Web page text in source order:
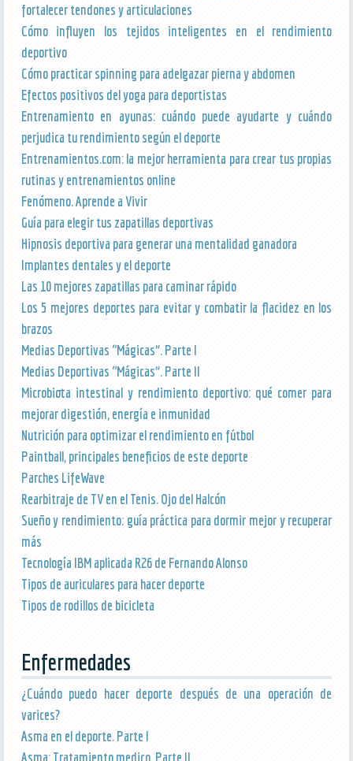
fortalecer tendones y articulaciones
Cómo influyen los tejidos inteligentes en el rendimiento
deportivo
Cómo practicar spinning para adelgazar pierna y abdomen
Efectos positivos del yoga para deportistas
Entrenamiento en ayunas: cuándo puede ayudarte y cuándo
perjudica tu rendimiento según el deporte
Entrenamientos.com: la mejor herramienta para crear tus propias
rutinas y entrenamientos online
Fenómeno. Aprende a Vivir
Guía para elegir tus zapatillas deportivas
Hipnosis deportiva para generar una mentalidad ganadora
Implantes dentales y el deporte
Las 10 mejores zapatillas para caminar rápido
Los 5 mejores deportes para evitar y combatir la flacidez en los
brazos
Medias Deportivas “Mágicas”. Parte I
Medias Deportivas “Mágicas”. Parte II
Microbiota intestinal y rendimiento deportivo: qué comer para
mejorar digestión, energía e inmunidad
Nutrición para optimizar el rendimiento en fútbol
Paintball, principales beneficios de este deporte
Parches LifeWave
Rearbitraje de TV en el Tenis. Ojo del Halcón
Sueño y rendimiento: guía práctica para dormir mejor y recuperar
más
Tecnología IBM aplicada R26 de Fernando Alonso
Tipos de auriculares para hacer deporte
Tipos de rodillos de bicicleta
Enfermedades
¿Cuándo puedo hacer deporte después de una operación de
varices?
Asma en el deporte. Parte I
Asma: Tratamiento medico. Parte II